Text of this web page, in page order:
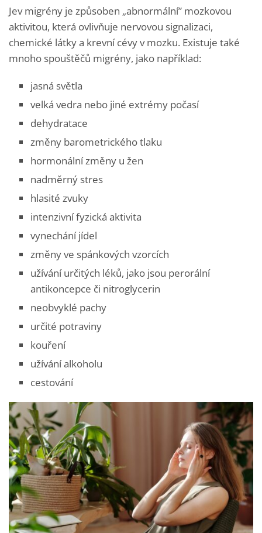
Jev migrény je způsoben „abnormální” mozkovou
aktivitou, která ovlivňuje nervovou signalizaci,
chemické látky a krevní cévy v mozku. Existuje také
mnoho spouštěčů migrény, jako například:
jasná světla
velká vedra nebo jiné extrémy počasí
dehydratace
změny barometrického tlaku
hormonální změny u žen
nadměrný stres
hlasité zvuky
intenzivní fyzická aktivita
vynechání jídel
změny ve spánkových vzorcích
užívání určitých léků, jako jsou perorální
antikoncepce či nitroglycerin
neobvyklé pachy
určité potraviny
kouření
užívání alkoholu
cestování